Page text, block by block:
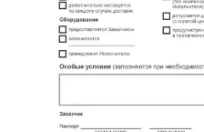
Лесогорский
Мга
Назия